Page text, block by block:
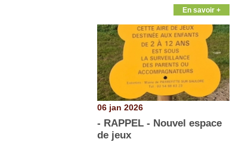
En savoir +
06 jan 2026
- RAPPEL - Nouvel espace
de jeux